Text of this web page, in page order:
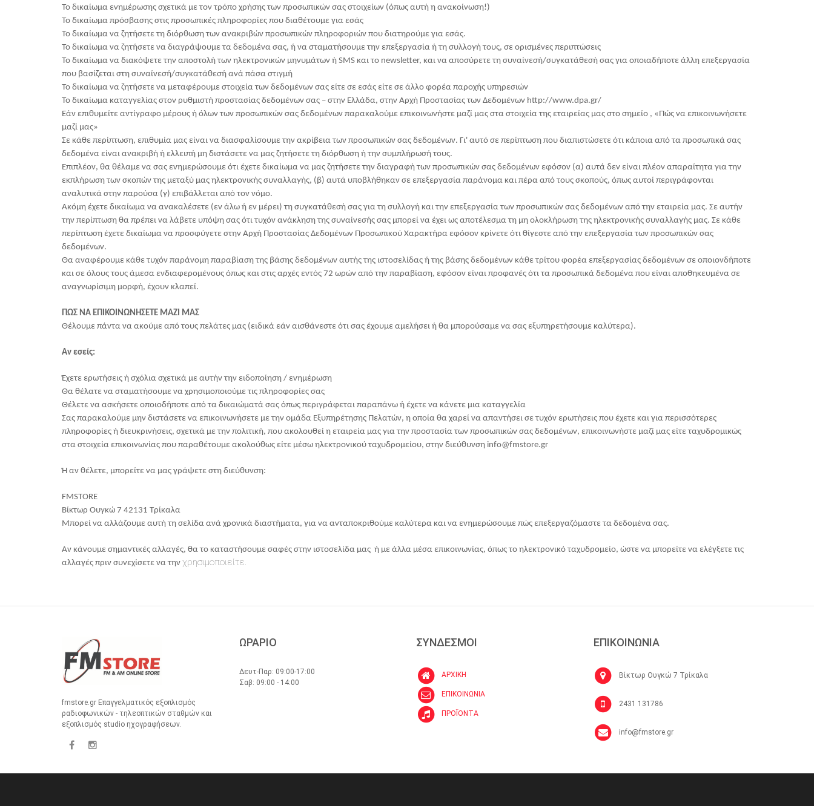
Το δικαίωμα ενημέρωσης σχετικά με τον τρόπο χρήσης των προσωπικών σας στοιχείων (όπως αυτή η ανακοίνωση!)
Το δικαίωμα πρόσβασης στις προσωπικές πληροφορίες που διαθέτουμε για εσάς
Το δικαίωμα να ζητήσετε τη διόρθωση των ανακριβών προσωπικών πληροφοριών που διατηρούμε για εσάς.
Το δικαίωμα να ζητήσετε να διαγράψουμε τα δεδομένα σας, ή να σταματήσουμε την επεξεργασία ή τη συλλογή τους, σε ορισμένες περιπτώσεις
Το δικαίωμα να διακόψετε την αποστολή των ηλεκτρονικών μηνυμάτων ή SMS και το newsletter, και να αποσύρετε τη συναίνεσή/συγκατάθεσή σας για οποιαδήποτε άλλη επεξεργασία
που βασίζεται στη συναίνεσή/συγκατάθεσή ανά πάσα στιγμή
Το δικαίωμα να ζητήσετε να μεταφέρουμε στοιχεία των δεδομένων σας είτε σε εσάς είτε σε άλλο φορέα παροχής υπηρεσιών
Το δικαίωμα καταγγελίας στον ρυθμιστή προστασίας δεδομένων σας – στην Ελλάδα, στην Αρχή Προστασίας των Δεδομένων http://www.dpa.gr/
Εάν επιθυμείτε αντίγραφο μέρους ή όλων των προσωπικών σας δεδομένων παρακαλούμε επικοινωνήστε μαζί μας στα στοιχεία της εταιρείας μας στο σημείο , «Πώς να επικοινωνήσετε
μαζί μας»
Σε κάθε περίπτωση, επιθυμία μας είναι να διασφαλίσουμε την ακρίβεια των προσωπικών σας δεδομένων. Γι' αυτό σε περίπτωση που διαπιστώσετε ότι κάποια από τα προσωπικά σας
δεδομένα είναι ανακριβή ή ελλειπή μη διστάσετε να μας ζητήσετε τη διόρθωση ή την συμπλήρωσή τους.
Επιπλέον, θα θέλαμε να σας ενημερώσουμε ότι έχετε δικαίωμα να μας ζητήσετε την διαγραφή των προσωπικών σας δεδομένων εφόσον (α) αυτά δεν είναι πλέον απαραίτητα για την
εκπλήρωση των σκοπών της μεταξύ μας ηλεκτρονικής συναλλαγής, (β) αυτά υποβλήθηκαν σε επεξεργασία παράνομα και πέρα από τους σκοπούς, όπως αυτοί περιγράφονται
αναλυτικά στην παρούσα (γ) επιβάλλεται από τον νόμο.
Ακόμη έχετε δικαίωμα να ανακαλέσετε (εν άλω ή εν μέρει) τη συγκατάθεσή σας για τη συλλογή και την επεξεργασία των προσωπικών σας δεδομένων από την εταιρεία μας. Σε αυτήν
την περίπτωση θα πρέπει να λάβετε υπόψη σας ότι τυχόν ανάκληση της συναίνεσής σας μπορεί να έχει ως αποτέλεσμα τη μη ολοκλήρωση της ηλεκτρονικής συναλλαγής μας. Σε κάθε
περίπτωση έχετε δικαίωμα να προσφύγετε στην Αρχή Προστασίας Δεδομένων Προσωπικού Χαρακτήρα εφόσον κρίνετε ότι θίγεστε από την επεξεργασία των προσωπικών σας
δεδομένων.
Θα αναφέρουμε κάθε τυχόν παράνομη παραβίαση της βάσης δεδομένων αυτής της ιστοσελίδας ή της βάσης δεδομένων κάθε τρίτου φορέα επεξεργασίας δεδομένων σε οποιονδήποτε
και σε όλους τους άμεσα ενδιαφερομένους όπως και στις αρχές εντός 72 ωρών από την παραβίαση, εφόσον είναι προφανές ότι τα προσωπικά δεδομένα που είναι αποθηκευμένα σε
αναγνωρίσιμη μορφή, έχουν κλαπεί.
ΠΩΣ ΝΑ ΕΠΙΚΟΙΝΩΝΗΣΕΤΕ ΜΑΖΙ ΜΑΣ
Θέλουμε πάντα να ακούμε από τους πελάτες μας (ειδικά εάν αισθάνεστε ότι σας έχουμε αμελήσει ή θα μπορούσαμε να σας εξυπηρετήσουμε καλύτερα).
Αν εσείς:
Έχετε ερωτήσεις ή σχόλια σχετικά με αυτήν την ειδοποίηση / ενημέρωση
Θα θέλατε να σταματήσουμε να χρησιμοποιούμε τις πληροφορίες σας
Θέλετε να ασκήσετε οποιοδήποτε από τα δικαιώματά σας όπως περιγράφεται παραπάνω ή έχετε να κάνετε μια καταγγελία
Σας παρακαλούμε μην διστάσετε να επικοινωνήσετε με την ομάδα Εξυπηρέτησης Πελατών, η οποία θα χαρεί να απαντήσει σε τυχόν ερωτήσεις που έχετε και για περισσότερες
πληροφορίες ή διευκρινήσεις, σχετικά με την πολιτική, που ακολουθεί η εταιρεία μας για την προστασία των προσωπικών σας δεδομένων, επικοινωνήστε μαζί μας είτε ταχυδρομικώς
στα στοιχεία επικοινωνίας που παραθέτουμε ακολούθως είτε μέσω ηλεκτρονικού ταχυδρομείου, στην διεύθυνση info@fmstore.gr
Ή αν θέλετε, μπορείτε να μας γράψετε στη διεύθυνση:
FMSTORE
Βίκτωρ Ουγκώ 7 42131 Τρίκαλα
Μπορεί να αλλάζουμε αυτή τη σελίδα ανά χρονικά διαστήματα, για να ανταποκριθούμε καλύτερα και να ενημερώσουμε πώς επεξεργαζόμαστε τα δεδομένα σας.
Αν κάνουμε σημαντικές αλλαγές, θα το καταστήσουμε σαφές στην ιστοσελίδα μας ή με άλλα μέσα επικοινωνίας, όπως το ηλεκτρονικό ταχυδρομείο, ώστε να μπορείτε να ελέγξετε τις
αλλαγές πριν συνεχίσετε να την χρησιμοποιείτε.
fmstore.gr Επαγγελματικός εξοπλισμός
ραδιοφωνικών - τηλεοπτικών σταθμών και
εξοπλισμός studio ηχογραφήσεων.
ΩΡΑΡΙΟ
Δευτ-Παρ: 09:00-17:00
Σαβ: 09:00 - 14:00
ΣΥΝΔΕΣΜΟΙ
ΑΡΧΙΚΗ
ΕΠΙΚΟΙΝΩΝΙΑ
ΠΡΟΪΟΝΤΑ
ΕΠΙΚΟΙΝΩΝΙΑ
Βίκτωρ Ουγκώ 7 Τρίκαλα
2431 131786
info@fmstore.gr